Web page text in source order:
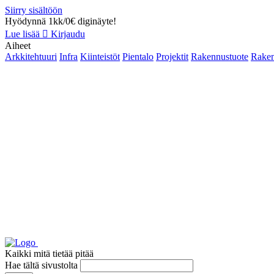
Siirry sisältöön
Hyödynnä 1kk/0€ diginäyte!
Lue lisää
Kirjaudu
Aiheet
Arkkitehtuuri Infra Kiinteistöt Pientalo Projektit Rakennustuote
Kaikki mitä tietää pitää
Hae tältä sivustolta